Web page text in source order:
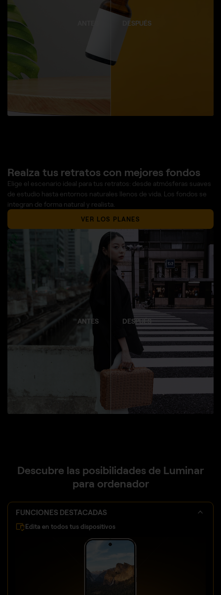
DESPUÉS
ANTES DESPUÉS
Realza tus retratos con mejores fondos
Elige el escenario ideal para tus retratos: desde atmósferas suaves
de estudio hasta entornos naturales llenos de vida. Los fondos se
integran de forma natural y realista.
VER LOS PLANES
Descubre las posibilidades de Luminar
para ordenador
FUNCIONES DESTACADAS
Edita en todos tus dispositivos